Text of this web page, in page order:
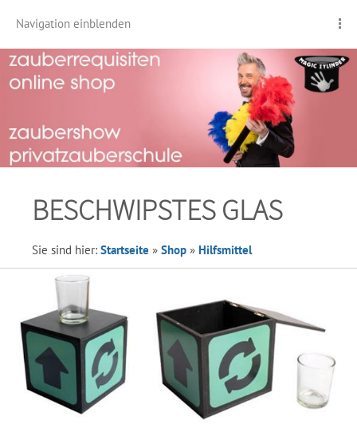
Navigation einblenden
BESCHWIPSTES GLAS
Sie sind hier: Startseite » Shop » Hilfsmittel